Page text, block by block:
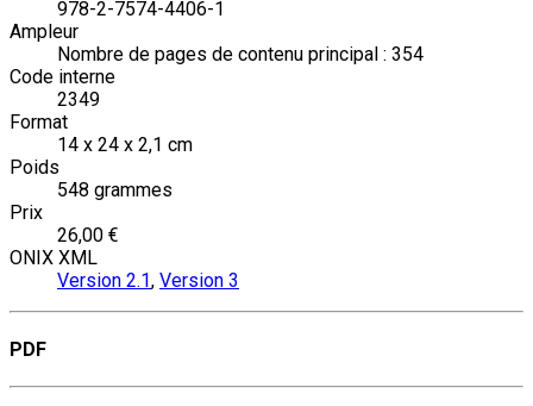
978-2-7574-4406-1
Ampleur
Nombre de pages de contenu principal : 354
Code interne
2349
Format
14 x 24 x 2,1 cm
Poids
548 grammes
Prix
26,00 €
ONIX XML
Version 2.1, Version 3
PDF